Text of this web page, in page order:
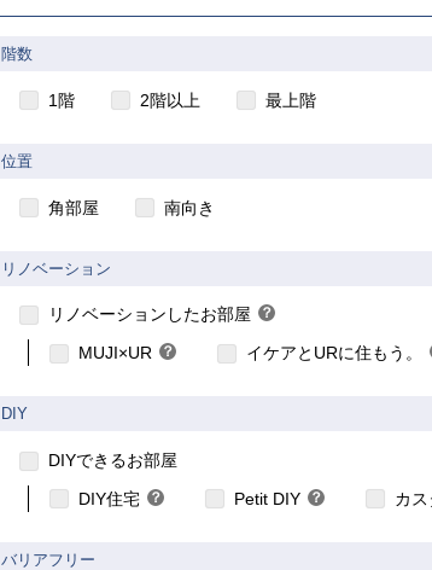
階数
1階 2階以上 最上階
位置
角部屋 南向き
リノベーション
リノベーションしたお部屋 ？
MUJI×UR ？
こちら
イケアとURに住もう。
DIY
DIYできるお部屋
DIY住宅 ？ Petit DIY ？ カ
バリアフリー